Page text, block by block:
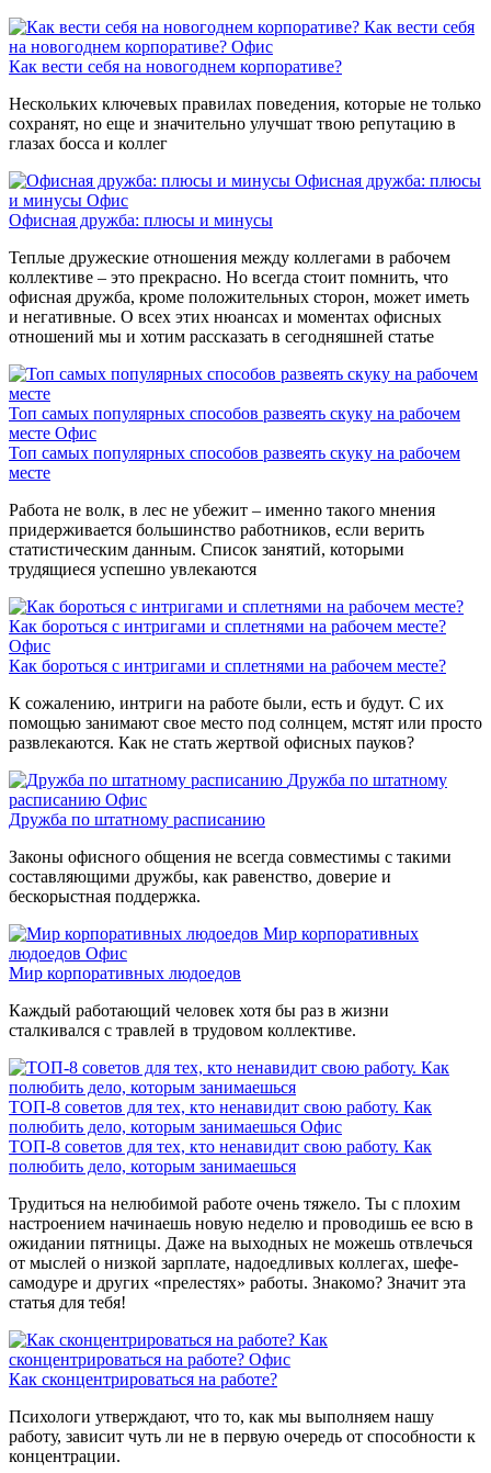
Как вести себя
на новогоднем корпоративе? Офис
Как вести себя на новогоднем корпоративе?
Нескольких ключевых правилах поведения, которые не только
сохранят, но еще и значительно улучшат твою репутацию в
глазах босса и коллег
Офисная дружба: плюсы
и минусы Офис
Офисная дружба: плюсы и минусы
Теплые дружеские отношения между коллегами в рабочем
коллективе – это прекрасно. Но всегда стоит помнить, что
офисная дружба, кроме положительных сторон, может иметь
и негативные. О всех этих нюансах и моментах офисных
отношений мы и хотим рассказать в сегодняшней статье
Топ самых популярных способов развеять скуку на рабочем
месте Офис
Топ самых популярных способов развеять скуку на рабочем
месте
Работа не волк, в лес не убежит – именно такого мнения
придерживается большинство работников, если верить
статистическим данным. Список занятий, которыми
трудящиеся успешно увлекаются
Как бороться с интригами и сплетнями на рабочем месте?
Офис
Как бороться с интригами и сплетнями на рабочем месте?
К сожалению, интриги на работе были, есть и будут. С их
помощью занимают свое место под солнцем, мстят или просто
развлекаются. Как не стать жертвой офисных пауков?
Дружба по штатному
расписанию Офис
Дружба по штатному расписанию
Законы офисного общения не всегда совместимы с такими
составляющими дружбы, как равенство, доверие и
бескорыстная поддержка.
Мир корпоративных
людоедов Офис
Мир корпоративных людоедов
Каждый работающий человек хотя бы раз в жизни
сталкивался с травлей в трудовом коллективе.
ТОП-8 советов для тех, кто ненавидит свою работу. Как
полюбить дело, которым занимаешься Офис
ТОП-8 советов для тех, кто ненавидит свою работу. Как
полюбить дело, которым занимаешься
Трудиться на нелюбимой работе очень тяжело. Ты с плохим
настроением начинаешь новую неделю и проводишь ее всю в
ожидании пятницы. Даже на выходных не можешь отвлечься
от мыслей о низкой зарплате, надоедливых коллегах, шефе-
самодуре и других «прелестях» работы. Знакомо? Значит эта
статья для тебя!
Как
сконцентрироваться на работе? Офис
Как сконцентрироваться на работе?
Психологи утверждают, что то, как мы выполняем нашу
работу, зависит чуть ли не в первую очередь от способности к
концентрации.